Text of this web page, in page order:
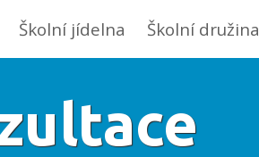
Školní jídelna Školní družina